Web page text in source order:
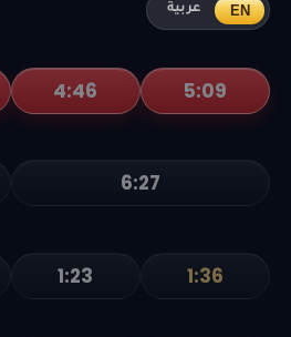
عربية EN
4:46 5:09
6:27
1:23 1:36